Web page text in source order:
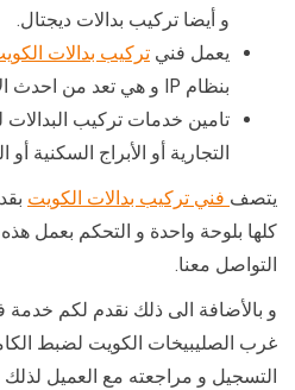
و أيضا تركيب بدالات ديجتال.
يعمل فني تركيب بدالات
بنظام IP و هي تعد من احدث الأنواع.
تامين خدمات تركيب
التجارية أو الأبراج السكنية أو
يتصف فني تركيب بدالات الكويت
كلها بلوحة واحدة و التحكم بعمل هذه
التواصل معنا.
و بالأضافة الى ذلك نقدم لكم خدمة
غرب الصليبيخات الكويت لضبط
التسجيل و مراجعته مع العميل لذلك